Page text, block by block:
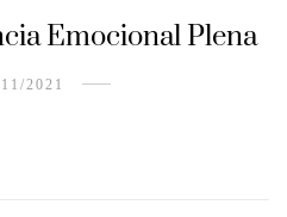
Emocional Plena
2021